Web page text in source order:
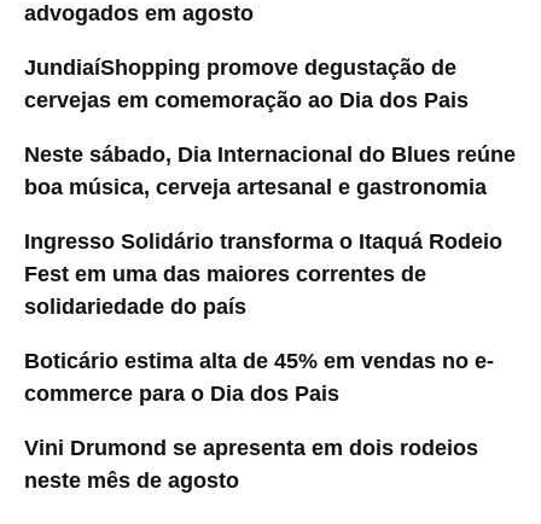
advogados em agosto
JundiaíShopping promove degustação de
cervejas em comemoração ao Dia dos Pais
Neste sábado, Dia Internacional do Blues reúne
boa música, cerveja artesanal e gastronomia
Ingresso Solidário transforma o Itaquá Rodeio
Fest em uma das maiores correntes de
solidariedade do país
Boticário estima alta de 45% em vendas no e-
commerce para o Dia dos Pais
Vini Drumond se apresenta em dois rodeios
neste mês de agosto